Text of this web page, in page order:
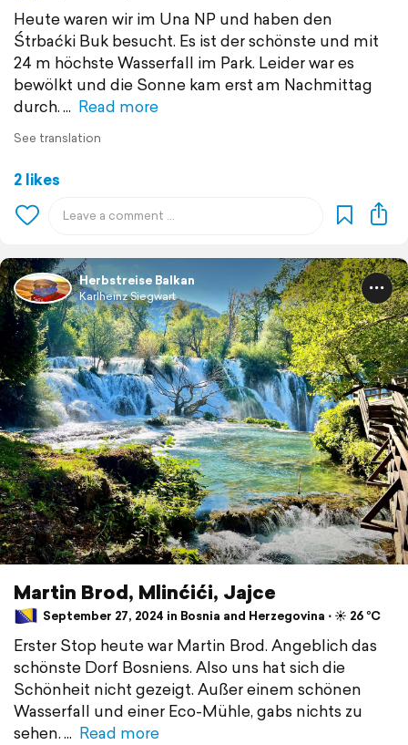
Heute waren wir im Una NP und haben den
Śtrbaćki Buk besucht. Es ist der schönste und mit
24 m höchste Wasserfall im Park. Leider war es
bewölkt und die Sonne kam erst am Nachmittag
durch.
Read more
See translation
2 likes
Herbstreise Balkan
Karlheinz Siegwart
Martin Brod, Mlinćići, Jajce
September 27, 2024 in Bosnia and Herzegovina ⋅ ☀️ 26 °C
Erster Stop heute war Martin Brod. Angeblich das
schönste Dorf Bosniens. Also uns hat sich die
Schönheit nicht gezeigt. Außer einem schönen
Wasserfall und einer Eco-Mühle, gabs nichts zu
sehen.
Read more